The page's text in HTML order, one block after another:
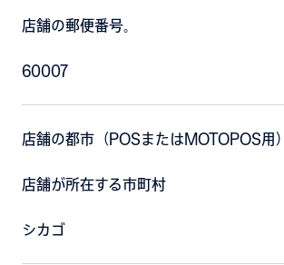
店舗の郵便番号。
60007
店舗の都市（POSまたはMOTOPOS用）
店舗が所在する市町村
シカゴ